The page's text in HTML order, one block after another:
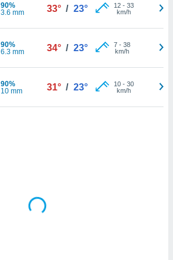
90%
3.6 mm
33° / 23° 12- 33
km/h
90%
6.3 mm
34° / 23° 7- 38
km/h
90%
10 mm
31° / 23° 10- 30
km/h